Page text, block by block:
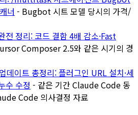
너 - Bugbot 시트 모델 당시의 가격/
정리: 코드 결함 4배 감소·Fast
Composer 2.5와 같은 시기의 경
이트 총정리: 플러그인 URL 설치·세
수 수정 - 같은 기간 Claude Code 동
Code 의사결정 자료